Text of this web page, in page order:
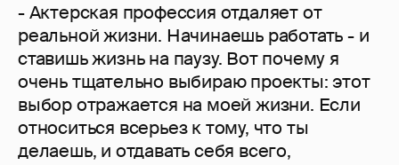
- Актерская профессия отдаляет от
реальной жизни. Начинаешь работать - и
ставишь жизнь на паузу. Вот почему я
очень тщательно выбираю проекты: этот
выбор отражается на моей жизни. Если
относиться всерьез к тому, что ты
делаешь, и отдавать себя всего,